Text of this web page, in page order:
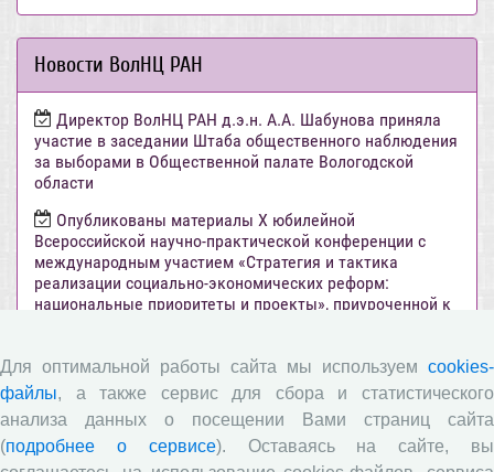
Новости ВолНЦ РАН
Директор ВолНЦ РАН д.э.н. А.А. Шабунова приняла
участие в заседании Штаба общественного наблюдения
за выборами в Общественной палате Вологодской
области
Опубликованы материалы X юбилейной
Всероссийской научно-практической конференции с
международным участием «Стратегия и тактика
реализации социально-экономических реформ:
национальные приоритеты и проекты», приуроченной к
Опубликованы материалы XI Международной научно-
практической интернет-конференции «Глобальные
вызовы и региональное развитие в зеркале
социологических измерений»
Вышел новый выпуск информационно-
Для оптимальной работы сайта мы используем cookies-
файлы, а также сервис для сбора и статистического
анализа данных о посещении Вами страниц сайта
(подробнее о сервисе). Оставаясь на сайте, вы